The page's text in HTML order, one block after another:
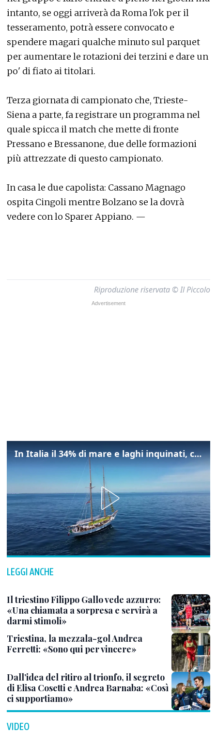
intanto, se oggi arriverà da Roma l'ok per il
tesseramento, potrà essere convocato e
spendere magari qualche minuto sul parquet
per aumentare le rotazioni dei terzini e dare un
po' di fiato ai titolari.
Terza giornata di campionato che, Trieste-
Siena a parte, fa registrare un programma nel
quale spicca il match che mette di fronte
Pressano e Bressanone, due delle formazioni
più attrezzate di questo campionato.
In casa le due capolista: Cassano Magnago
ospita Cingoli mentre Bolzano se la dovrà
vedere con lo Sparer Appiano. —
Riproduzione riservata © Il Piccolo
In Italia il 34% di mare e laghi inquinati, colpa della maladepurazione
LEGGI ANCHE
Il triestino Filippo Gallo vede azzurro:
«Una chiamata a sorpresa e servirà a
darmi stimoli»
Triestina, la mezzala-gol Andrea
Ferretti: «Sono qui per vincere»
Dall’idea del ritiro al trionfo, il segreto
di Elisa Cosetti e Andrea Barnaba: «Così
ci supportiamo»
VIDEO